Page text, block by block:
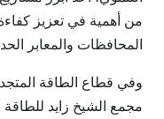
من أهمية في تعزيز
المحافظات والمعابر
مجمع الشيخ زايد